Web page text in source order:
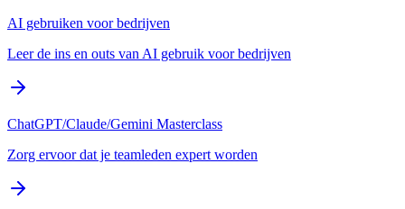
AI gebruiken voor bedrijven
Leer de ins en outs van AI gebruik voor bedrijven
ChatGPT/Claude/Gemini Masterclass
Zorg ervoor dat je teamleden expert worden